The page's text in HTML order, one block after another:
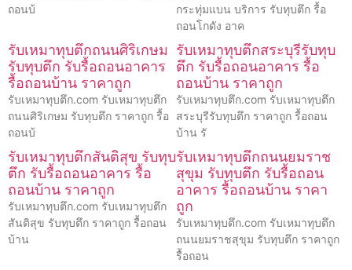
ถอนบ้
กระทุ่มแบน บริการ รับทุบตึก รื้อ
ถอนโกดัง อาค
รับเหมาทุบตึกถนนศิริเกษม
รับทุบตึก รับรื้อถอนอาคาร
รื้อถอนบ้าน ราคาถูก
รับเหมาทุบตึก.com รับเหมาทุบตึก
ถนนศิริเกษม รับทุบตึก ราคาถูก รื้อ
ถอนบ้
รับเหมาทุบตึกสระบุรีรับทุบ
ตึก รับรื้อถอนอาคาร รื้อ
ถอนบ้าน ราคาถูก
รับเหมาทุบตึก.com รับเหมาทุบตึก
สระบุรีรับทุบตึก ราคาถูก รื้อถอน
บ้าน รั
รับเหมาทุบตึกสันติสุข รับทุบ
ตึก รับรื้อถอนอาคาร รื้อ
ถอนบ้าน ราคาถูก
รับเหมาทุบตึก.com รับเหมาทุบตึก
สันติสุข รับทุบตึก ราคาถูก รื้อถอน
บ้าน
รับเหมาทุบตึกถนนยมราช
สุขุม รับทุบตึก รับรื้อถอน
อาคาร รื้อถอนบ้าน ราคา
ถูก
รับเหมาทุบตึก.com รับเหมาทุบตึก
ถนนยมราชสุขุม รับทุบตึก ราคาถูก
รื้อถอน